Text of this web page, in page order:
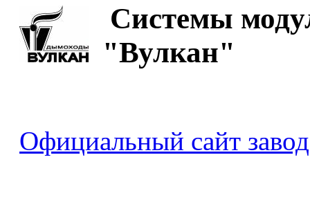
Cистемы
"Вулкан"
Официальный сайт